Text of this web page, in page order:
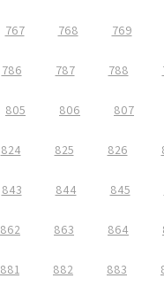
767 768 769
786 787 788
805 806 807
824 825 826
843 844 845
862 863 864
881 882 883